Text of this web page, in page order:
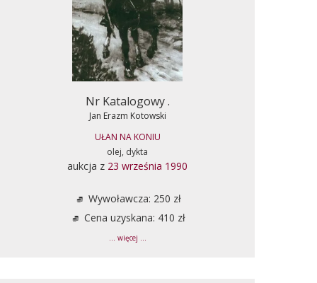
Nr Katalogowy .
Jan Erazm Kotowski
UŁAN NA KONIU
olej, dykta
aukcja z 23 września 1990
Wywoławcza: 250 zł
Cena uzyskana: 410 zł
... więcej ...